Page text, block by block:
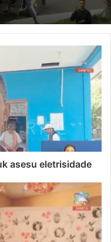
asesu eletrisidade